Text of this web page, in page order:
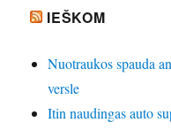
IEŠKOM
Nuotraukos spauda
versle
Itin naudingas auto